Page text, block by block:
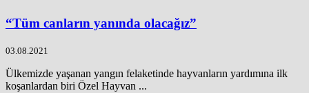
“Tüm canların yanında olacağız”
03.08.2021
Ülkemizde yaşanan yangın felaketinde hayvanların yardımına ilk
koşanlardan biri Özel Hayvan ...